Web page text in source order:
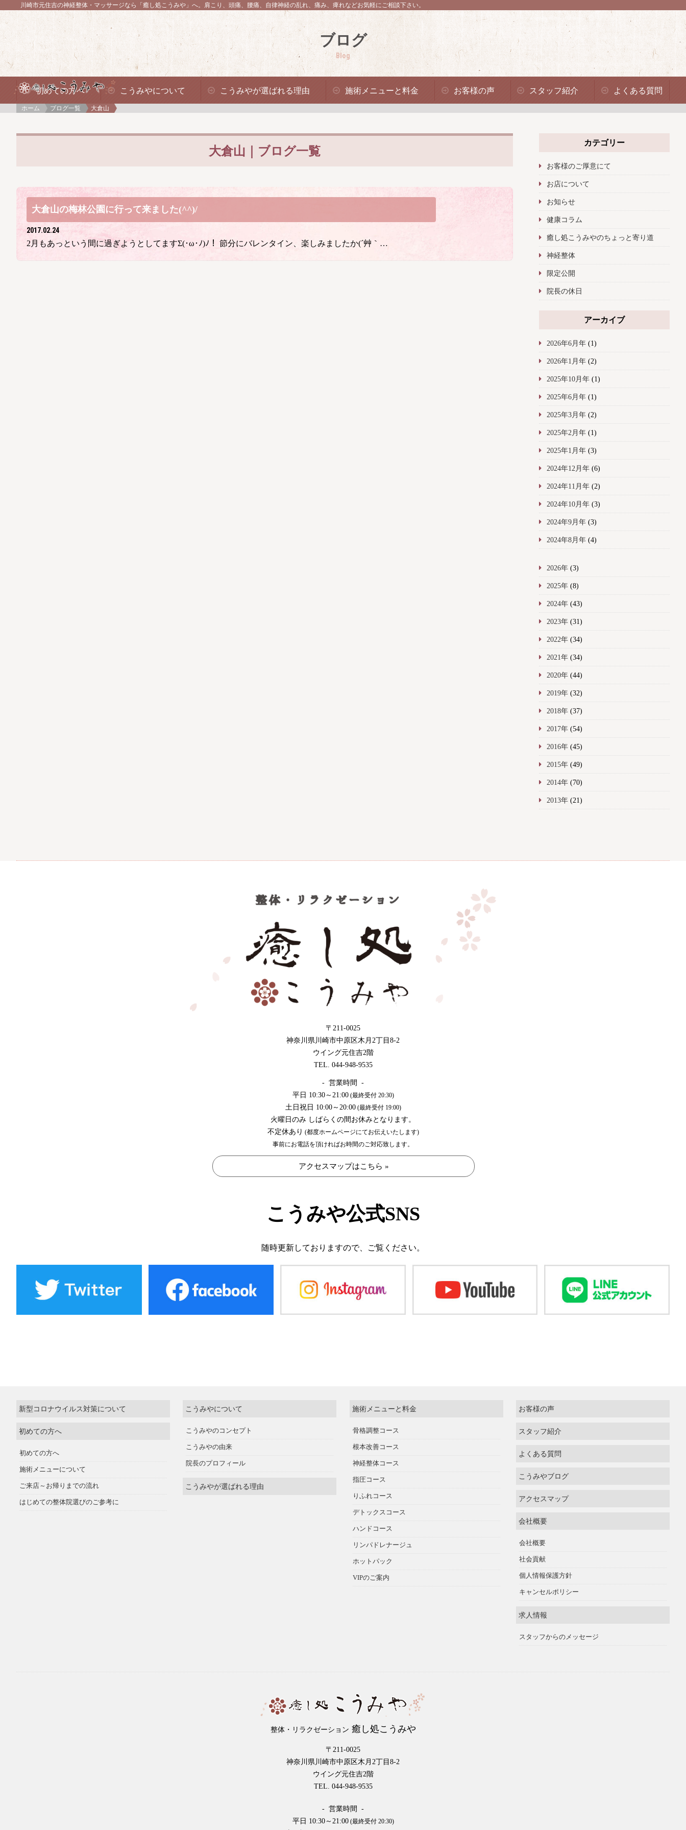
川崎市元住吉の神経整体・マッサージなら「癒し処こうみや」へ。 肩こり、頭痛、腰痛、自律神経の乱れ、痛み、痺れなどお気軽にご相談下さい。
ブログ
Blog
初めての方へ こうみやについて こうみやが選ばれる理由 施術メニューと料金 お客様の声 スタッフ紹介 よくある質問
ホーム ブログ一覧 大倉山
大倉山｜ブログ一覧
大倉山の梅林公園に行って来ました(^^)/
2017.02.24
2月もあっという間に過ぎようとしてますΣ(･ω･ﾉ)ﾉ！ 節分にバレンタイン、楽しみましたか(´艸｀…
カテゴリー
お客様のご厚意にて
お店について
お知らせ
健康コラム
癒し処こうみやのちょっと寄り道
神経整体
限定公開
院長の休日
アーカイブ
2026年6月年(1)
2026年1月年(2)
2025年10月年(1)
2025年6月年(1)
2025年3月年(2)
2025年2月年(1)
2025年1月年(3)
2024年12月年(6)
2024年11月年(2)
2024年10月年(3)
2024年9月年(3)
2024年8月年(4)
2026年(3)
2025年(8)
2024年(43)
2023年(31)
2022年(34)
2021年(34)
2020年(44)
2019年(32)
2018年(37)
2017年(54)
2016年(45)
2015年(49)
2014年(70)
2013年(21)
〒211-0025
神奈川県川崎市中原区木月2丁目8-2
ウイング元住吉2階
TEL. 044-948-9535
- 営業時間 -
平日 10:30～21:00(最終受付 20:30)
土日祝日 10:00～20:00(最終受付 19:00)
火曜日のみ しばらくの間お休みとなります。
不定休あり (都度ホームページにてお伝えいたします)
事前にお電話を頂ければお時間のご対応致します。
アクセスマップはこちら »
こうみや公式SNS
随時更新しておりますので、 ご覧ください。
新型コロナウイルス対策について
初めての方へ
初めての方へ
施術メニューについて
ご来店～お帰りまでの流れ
はじめての整体院選びのご参考に
こうみやについて
こうみやのコンセプト
こうみやの由来
院長のプロフィール
こうみやが選ばれる理由
施術メニューと料金
骨格調整コース
根本改善コース
神経整体コース
指圧コース
りふれコース
デトックスコース
ハンドコース
リンパドレナージュ
ホットパック
VIPのご案内
お客様の声
スタッフ紹介
よくある質問
こうみやブログ
アクセスマップ
会社概要
会社概要
社会貢献
個人情報保護方針
キャンセルポリシー
求人情報
スタッフからのメッセージ
整体・リラクゼーション 癒し処こうみや
〒211-0025
神奈川県川崎市中原区木月2丁目8-2
ウイング元住吉2階
TEL. 044-948-9535
- 営業時間 -
平日 10:30～21:00(最終受付 20:30)